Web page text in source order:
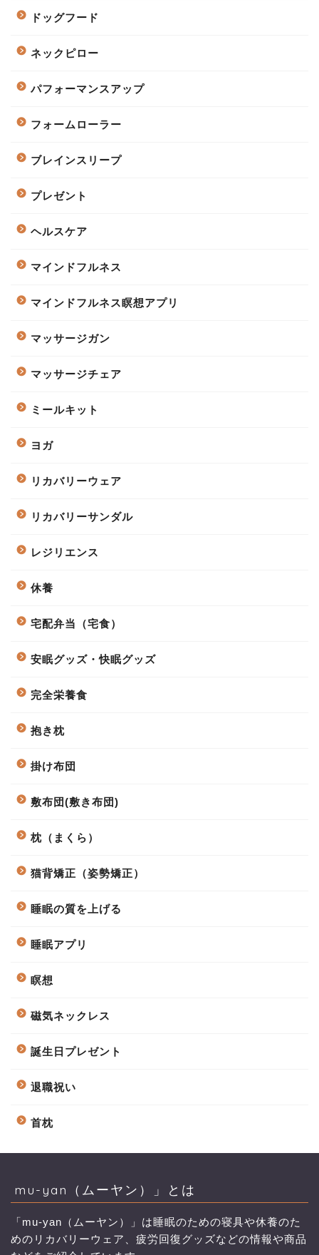
ドッグフード
ネックピロー
パフォーマンスアップ
フォームローラー
ブレインスリープ
プレゼント
ヘルスケア
マインドフルネス
マインドフルネス瞑想アプリ
マッサージガン
マッサージチェア
ミールキット
ヨガ
リカバリーウェア
リカバリーサンダル
レジリエンス
休養
宅配弁当（宅食）
安眠グッズ・快眠グッズ
完全栄養食
抱き枕
掛け布団
敷布団(敷き布団)
枕（まくら）
猫背矯正（姿勢矯正）
睡眠の質を上げる
睡眠アプリ
瞑想
磁気ネックレス
誕生日プレゼント
退職祝い
首枕
mu-yan（ムーヤン）」とは
「mu-yan（ムーヤン）」は睡眠のための寝具や休養のた
めのリカバリーウェア、疲労回復グッズなどの情報や商品